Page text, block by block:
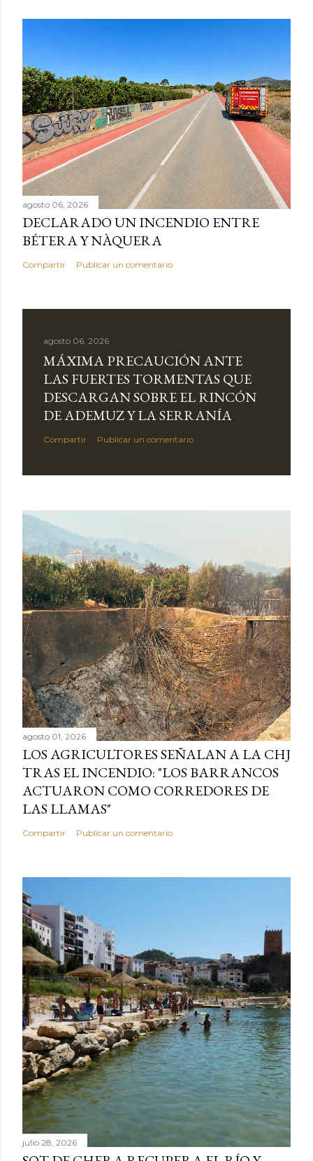
agosto 06, 2026
DECLARADO UN INCENDIO ENTRE
BÉTERA Y NÀQUERA
Compartir Publicar un comentario
agosto 06, 2026
MÁXIMA PRECAUCIÓN ANTE
LAS FUERTES TORMENTAS QUE
DESCARGAN SOBRE EL RINCÓN
DE ADEMUZ Y LA SERRANÍA
Compartir Publicar un comentario
agosto 01, 2026
LOS AGRICULTORES SEÑALAN A LA CHJ
TRAS EL INCENDIO: "LOS BARRANCOS
ACTUARON COMO CORREDORES DE
LAS LLAMAS"
Compartir Publicar un comentario
julio 28, 2026